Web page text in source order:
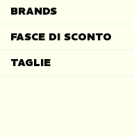
BRANDS
FASCE DI SCONTO
TAGLIE